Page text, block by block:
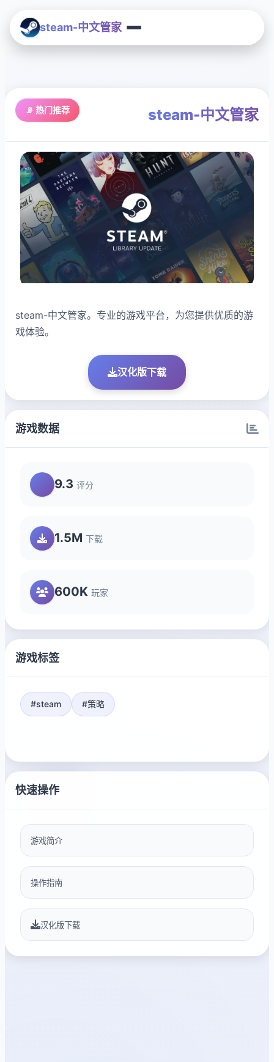
steam-中文管家
📡 热门推荐 steam-中文管家
steam-中文管家。专业的游戏平台，为您提供优质的游
戏体验。
汉化版下载
游戏数据
9.3 评分
1.5M 下载
600K 玩家
游戏标签
#steam #策略
快速操作
游戏简介
操作指南
汉化版下载